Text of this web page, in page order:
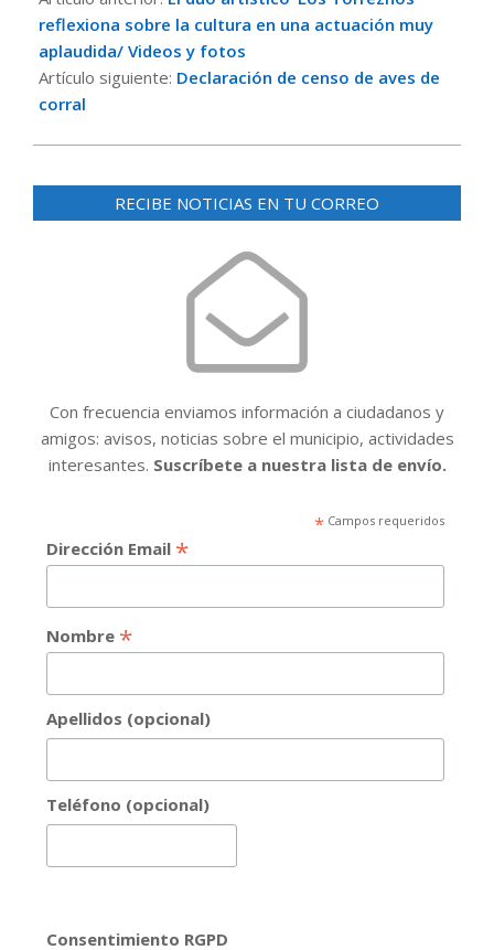
15
reflexiona sobre la cultura en una actuación muy
aplaudida/ Videos y fotos
Artículo siguiente: Declaración de censo de aves de
corral
RECIBE NOTICIAS EN TU CORREO
Con frecuencia enviamos información a ciudadanos y
amigos: avisos, noticias sobre el municipio, actividades
interesantes. Suscríbete a nuestra lista de envío.
*Campos requeridos
Dirección Email *
Nombre *
Apellidos (opcional)
Teléfono (opcional)
Consentimiento RGPD